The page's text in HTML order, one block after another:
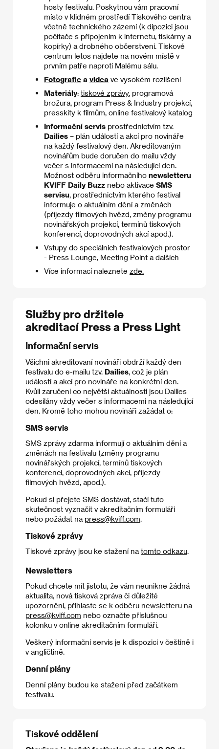
hosty festivalu. Poskytnou vám pracovní
místo v klidném prostředí Tiskového centra
včetně technického zázemí (k dipozici jsou
počítače s připojením k internetu, tiskárny a
kopírky) a drobného občerstvení. Tiskové
centrum letos najdete na novém místě v
prvním patře naproti Malému sálu.
Fotografie a videa ve vysokém rozlišení
Materiály: tiskové zprávy, programová
brožura, program Press & Industry projekcí,
presskity k filmům, online festivalový katalog
Informační servis prostřednictvím tzv.
Dailies – plán událostí a akcí pro novináře
na každý festivalový den. Akreditovaným
novinářům bude doručen do mailu vždy
večer s informacemi na následující den.
Možnost odběru informačního newsletteru
KVIFF Daily Buzz nebo aktivace SMS
servisu, prostřednictvím kterého festival
informuje o aktuálním dění a změnách
(příjezdy filmových hvězd, změny programu
novinářských projekcí, termínů tiskových
konferencí, doprovodných akcí apod.).
Vstupy do speciálních festivalových prostor
- Press Lounge, Meeting Point a dalších
Více informací naleznete zde.
Služby pro držitele
akreditací Press a Press Light
Informační servis
Všichni akreditovaní novináři obdrží každý den
festivalu do e-mailu tzv. Dailies, což je plán
událostí a akcí pro novináře na konkrétní den.
Kvůli zaručení co největší aktuálnosti jsou Dailies
odesílány vždy večer s informacemi na následující
den. Kromě toho mohou novináři zažádat o:
SMS servis
SMS zprávy zdarma informují o aktuálním dění a
změnách na festivalu (změny programu
novinářských projekcí, termínů tiskových
konferencí, doprovodných akcí, příjezdy
filmových hvězd, apod.).
Pokud si přejete SMS dostávat, stačí tuto
skutečnost vyznačit v akreditačním formuláři
nebo požádat na press@kviff.com.
Tiskové zprávy
Tiskové zprávy jsou ke stažení na tomto odkazu.
Newsletters
Pokud chcete mít jistotu, že vám neunikne žádná
aktualita, nová tisková zpráva či důležité
upozornění, přihlaste se k odběru newsletteru na
press@kviff.com nebo označte příslušnou
kolonku v online akreditačním formuláři.
Veškerý informační servis je k dispozici v češtině i
v angličtině.
Denní plány
Denní plány budou ke stažení před začátkem
festivalu.
Tiskové oddělení